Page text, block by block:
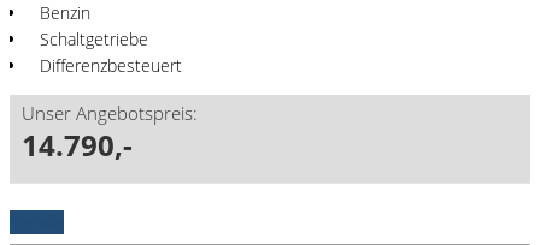
Benzin
Schaltgetriebe
Differenzbesteuert
Unser Angebotspreis:
14.790,-